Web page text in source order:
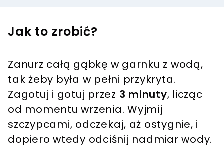
Jak to zrobić?
Zanurz całą gąbkę w garnku z wodą,
tak żeby była w pełni przykryta.
Zagotuj i gotuj przez 3 minuty, licząc
od momentu wrzenia. Wyjmij
szczypcami, odczekaj, aż ostygnie, i
dopiero wtedy odciśnij nadmiar wody.